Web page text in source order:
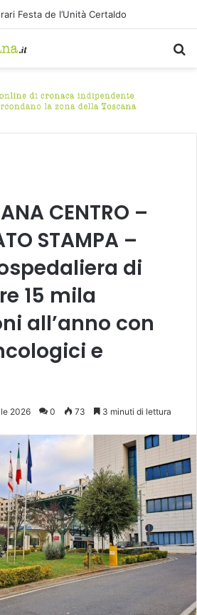
Festa de l’Unità Certaldo
CENTRO –
STAMPA –
di
15 mila
all’anno con
e
2026 0 73 3 minuti di lettura